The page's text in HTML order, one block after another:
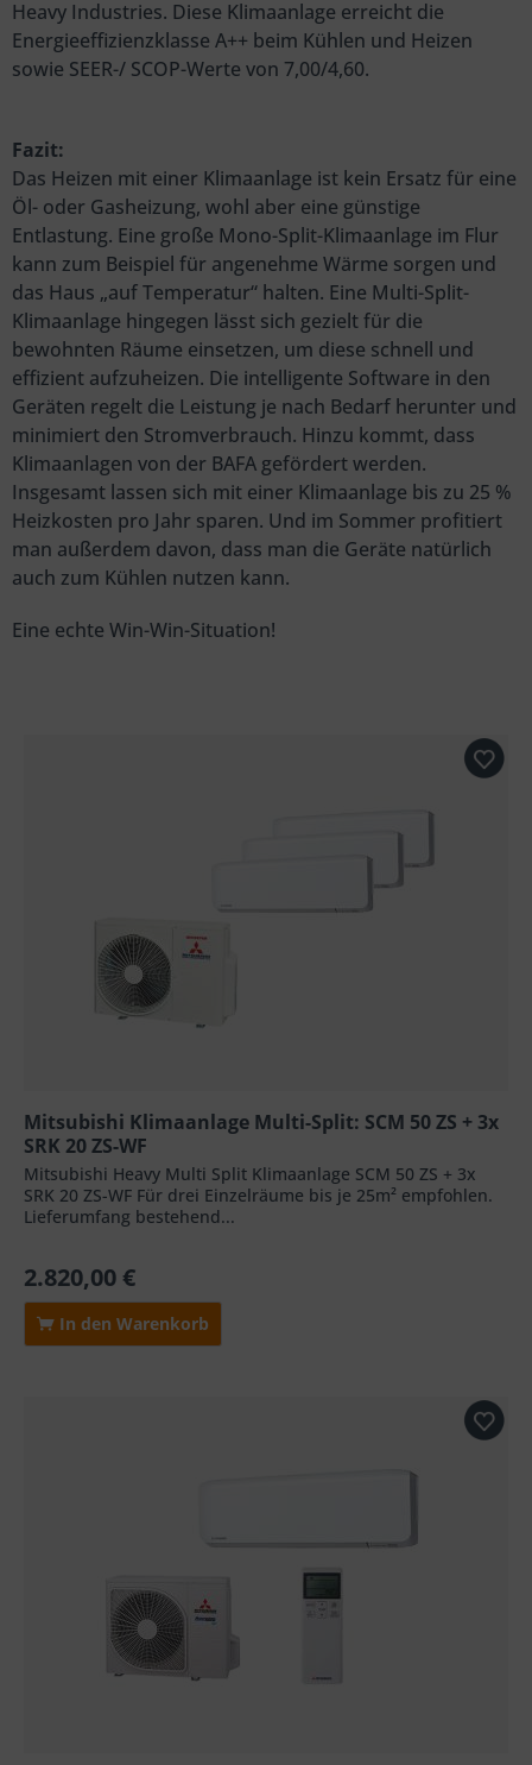
Heavy Industries. Diese Klimaanlage erreicht die
Energieeffizienzklasse A++ beim Kühlen und Heizen
sowie SEER-/ SCOP-Werte von 7,00/4,60.
Fazit:
Das Heizen mit einer Klimaanlage ist kein Ersatz für eine
Öl- oder Gasheizung, wohl aber eine günstige
Entlastung. Eine große Mono-Split-Klimaanlage im Flur
kann zum Beispiel für angenehme Wärme sorgen und
das Haus „auf Temperatur“ halten. Eine Multi-Split-
Klimaanlage hingegen lässt sich gezielt für die
bewohnten Räume einsetzen, um diese schnell und
effizient aufzuheizen. Die intelligente Software in den
Geräten regelt die Leistung je nach Bedarf herunter und
minimiert den Stromverbrauch. Hinzu kommt, dass
Klimaanlagen von der BAFA gefördert werden.
Insgesamt lassen sich mit einer Klimaanlage bis zu 25 %
Heizkosten pro Jahr sparen. Und im Sommer profitiert
man außerdem davon, dass man die Geräte natürlich
auch zum Kühlen nutzen kann.
Eine echte Win-Win-Situation!
Mitsubishi Klimaanlage Multi-Split: SCM 50 ZS + 3x
SRK 20 ZS-WF
Mitsubishi Heavy Multi Split Klimaanlage SCM 50 ZS + 3x
SRK 20 ZS-WF Für drei Einzelräume bis je 25m² empfohlen.
Lieferumfang bestehend...
2.820,00 €
In den Warenkorb